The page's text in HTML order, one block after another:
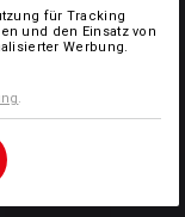
für Tracking
und den Einsatz von
Werbung.
.